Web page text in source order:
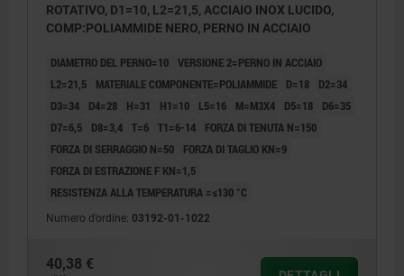
ROTATIVO, D1=10, L2=21,5, ACCIAIO INOX LUCIDO,
COMP:POLIAMMIDE NERO, PERNO IN ACCIAIO
DIAMETRO DEL PERNO=10 VERSIONE 2=PERNO IN ACCIAIO
L2=21,5
MATERIALE COMPONENTE=POLIAMMIDE D=18
D2=34
D3=34
D4=28 H=31 H1=10 L5=16 M=M3X4 D5=18
D6=35
D7=6,5
D8=3,4 T=6 T1=6-14
FORZA DI TENUTA N=150
FORZA DI SERRAGGIO N=50
FORZA DI TAGLIO KN=9
FORZA DI ESTRAZIONE F KN=1,5
RESISTENZA ALLA TEMPERATURA =≤130 °C
Numero d’ordine: 03192-01-1022
40,38 €